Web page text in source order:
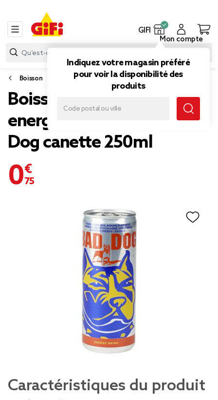
GIFI
Indiquez votre magasin préféré
pour voir la disponibilité des
produits
Mon compte
Boisson
Boisson énergisante
energy drink taurine Bad
Dog canette 250ml
0,75 €
Caractéristiques du produit